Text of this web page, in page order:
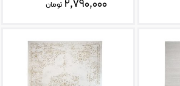
۲,۷۹۰,۰۰۰ تومان